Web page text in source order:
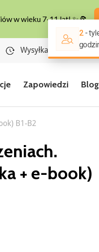
Wysyłka w 24 godziny
Zapowiedzi Blog
B1-B2
+ e-book)